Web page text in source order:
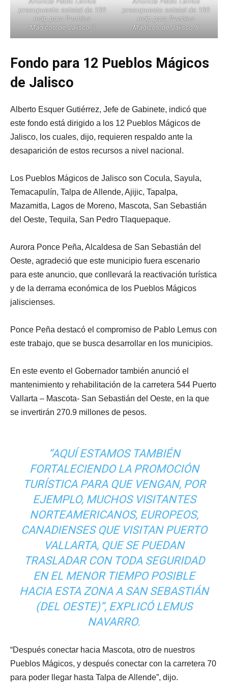
presupuesto estatal de 100
mdp para Pueblos
Mágicos de Jalisco 7
presupuesto estatal de 100
mdp para Pueblos
Mágicos de Jalisco 8
Fondo para 12 Pueblos Mágicos
de Jalisco
Alberto Esquer Gutiérrez, Jefe de Gabinete, indicó que
este fondo está dirigido a los 12 Pueblos Mágicos de
Jalisco, los cuales, dijo, requieren respaldo ante la
desaparición de estos recursos a nivel nacional.
Los Pueblos Mágicos de Jalisco son Cocula, Sayula,
Temacapulín, Talpa de Allende, Ajijic, Tapalpa,
Mazamitla, Lagos de Moreno, Mascota, San Sebastián
del Oeste, Tequila, San Pedro Tlaquepaque.
Aurora Ponce Peña, Alcaldesa de San Sebastián del
Oeste, agradeció que este municipio fuera escenario
para este anuncio, que conllevará la reactivación turística
y de la derrama económica de los Pueblos Mágicos
jaliscienses.
Ponce Peña destacó el compromiso de Pablo Lemus con
este trabajo, que se busca desarrollar en los municipios.
En este evento el Gobernador también anunció el
mantenimiento y rehabilitación de la carretera 544 Puerto
Vallarta – Mascota- San Sebastián del Oeste, en la que
se invertirán 270.9 millones de pesos.
“AQUÍ ESTAMOS TAMBIÉN
FORTALECIENDO LA PROMOCIÓN
TURÍSTICA PARA QUE VENGAN, POR
EJEMPLO, MUCHOS VISITANTES
NORTEAMERICANOS, EUROPEOS,
CANADIENSES QUE VISITAN PUERTO
VALLARTA, QUE SE PUEDAN
TRASLADAR CON TODA SEGURIDAD
EN EL MENOR TIEMPO POSIBLE
HACIA ESTA ZONA A SAN SEBASTIÁN
(DEL OESTE)”, EXPLICÓ LEMUS
NAVARRO.
“Después conectar hacia Mascota, otro de nuestros
Pueblos Mágicos, y después conectar con la carretera 70
para poder llegar hasta Talpa de Allende”, dijo.